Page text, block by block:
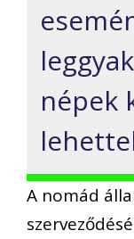
népek
A nomád